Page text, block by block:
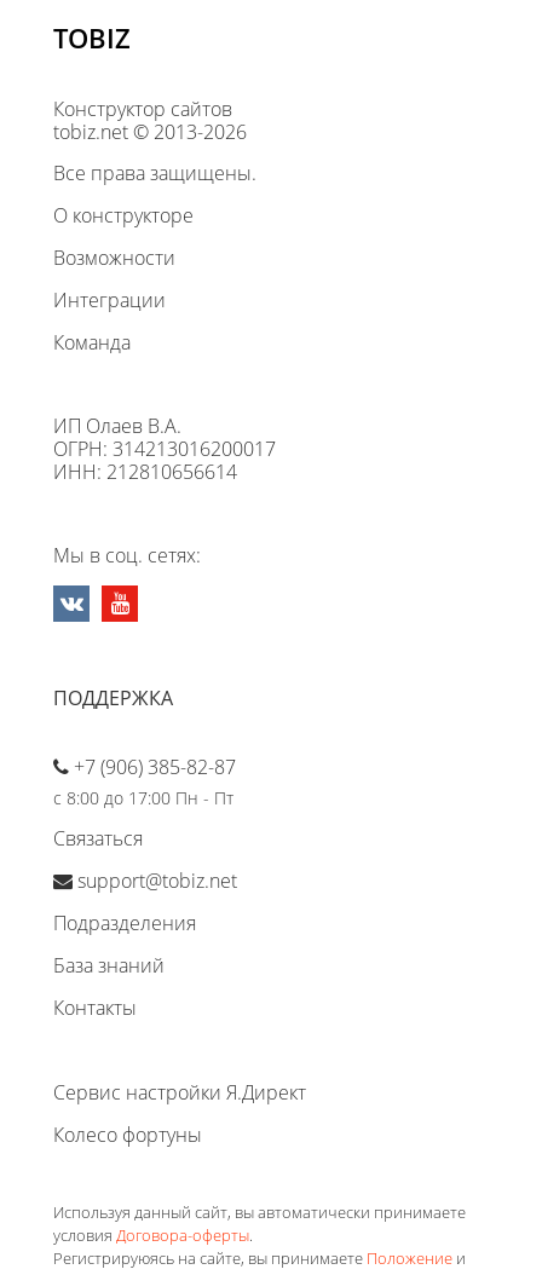
TOBIZ
Конструктор сайтов
tobiz.net © 2013-2026
Все права защищены.
О конструкторе
Возможности
Интеграции
Команда
ИП Олаев В.А.
ОГРН: 314213016200017
ИНН: 212810656614
Мы в соц. сетях:
ПОДДЕРЖКА
+7 (906) 385-82-87
с 8:00 до 17:00 Пн - Пт
Связаться
support@tobiz.net
Подразделения
База знаний
Контакты
Сервис настройки Я.Директ
Колесо фортуны
Используя данный сайт, вы автоматически принимаете
условия Договора-оферты.
Регистрируюясь на сайте, вы принимаете Положение и